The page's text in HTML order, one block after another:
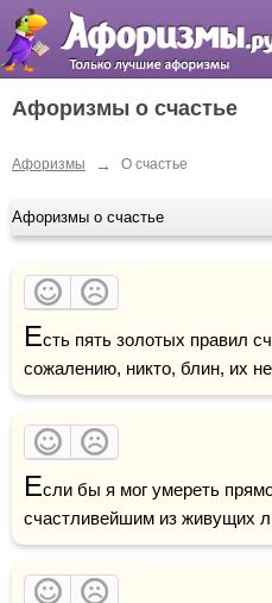
Афоризмы о счастье
Афоризмы → О счастье
Афоризмы о счастье
Есть пять золотых правил
сожалению, никто, блин, их не
Если бы я мог умереть
счастливейшим из живущих